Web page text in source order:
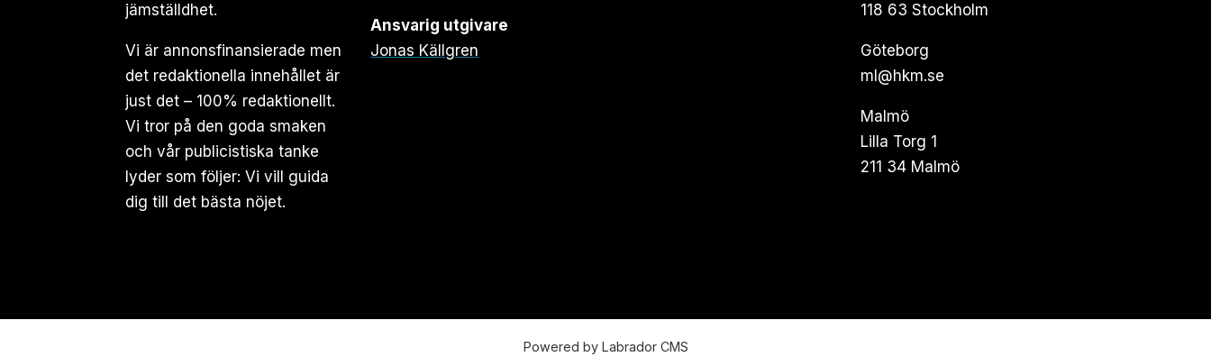
jämställdhet.
Vi är annonsfinansierade men
det redaktionella innehållet är
just det – 100% redaktionellt.
Vi tror på den goda smaken
och vår publicistiska tanke
lyder som följer: Vi vill guida
dig till det bästa nöjet.
Ansvarig utgivare
Jonas Källgren
118 63 Stockholm
Göteborg
ml@hkm.se
Malmö
Lilla Torg 1
211 34 Malmö
Powered by Labrador CMS